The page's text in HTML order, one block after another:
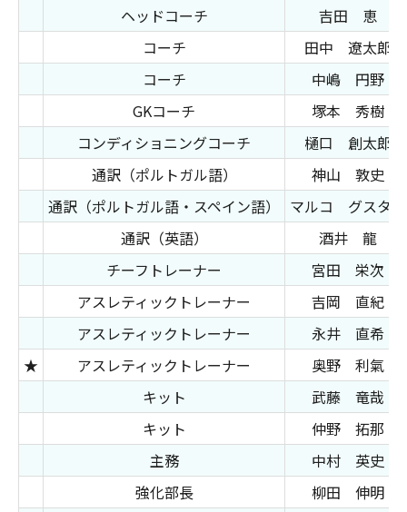
ヘッドコーチ
吉田 恵
コーチ
田中 遼太郎
コーチ
中嶋 円野
GKコーチ
塚本 秀樹
コンディショニングコーチ
樋口 創太郎
通訳（ポルトガル語）
神山 敦史
通訳（ポルトガル語・スペイン語）
マルコ グスタボ
通訳（英語）
酒井 龍
チーフトレーナー
宮田 栄次
アスレティックトレーナー
吉岡 直紀
アスレティックトレーナー
永井 直希
★
アスレティックトレーナー
奥野 利氣
キット
武藤 竜哉
キット
仲野 拓那
主務
中村 英史
強化部長
柳田 伸明